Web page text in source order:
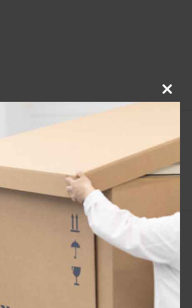
Empresa
Soluções
NeoX Reutilizável
x Serviço de Uso
KIT UN3373
Qualidade
Contato